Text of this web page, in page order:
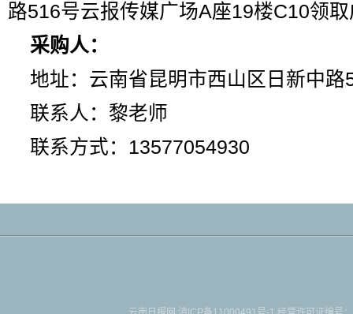
路516号云报传媒广场A座19楼C10领
采购人：
地址：云南省昆明市西山区日新中
联系人：黎老师
联系方式：13577054930